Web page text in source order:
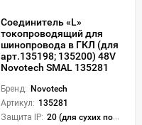
Соединитель «L»
токопроводящий для
шинопровода в ГКЛ (для
арт.135198; 135200) 48V
Novotech SMAL 135281
Бренд: Novotech
Артикул: 135281
Защита IP: 20 (для сухих пом.)